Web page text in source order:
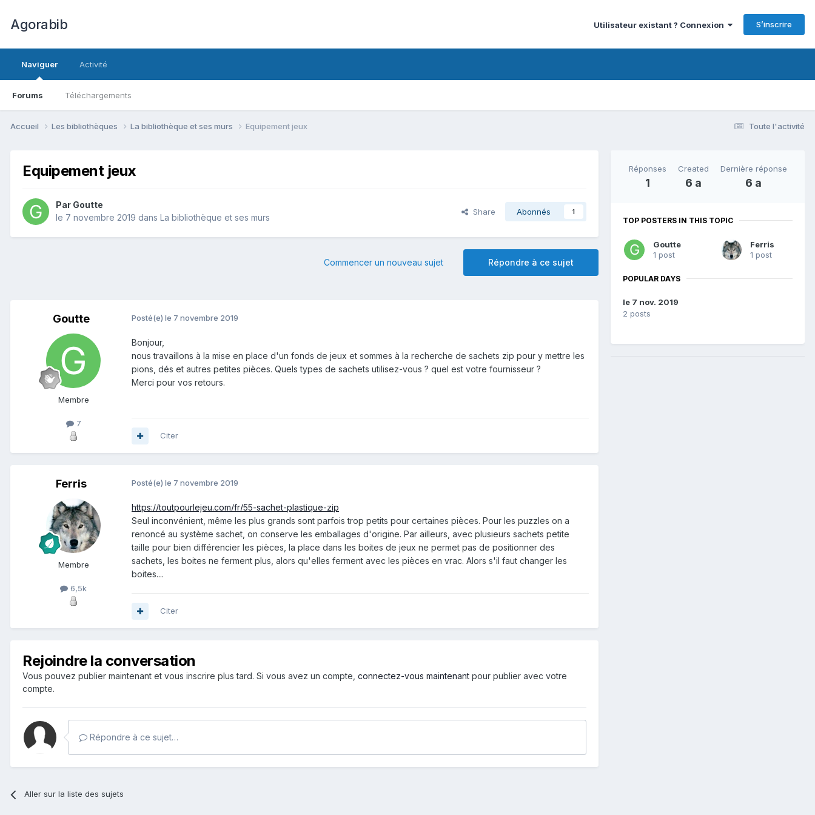
Agorabib Utilisateur existant ? Connexion S’inscrire
Naviguer
Forums Téléchargements
Activité
Toute l'activité
Accueil Les bibliothèques La bibliothèque et ses murs Equipement jeux
Equipement jeux
Par Goutte
le 7 novembre 2019 dans La bibliothèque et ses murs
Share Abonnés 1
Répondre à ce sujet
Commencer un nouveau sujet
Goutte
Membre
7
Posté(e) le 7 novembre 2019
Bonjour,
nous travaillons à la mise en place d'un fonds de jeux et sommes à la recherche de sachets zip pour y mettre les
pions, dés et autres petites pièces. Quels types de sachets utilisez-vous ? quel est votre fournisseur ?
Merci pour vos retours.
Citer
Ferris
Membre
6,5k
Posté(e) le 7 novembre 2019
https://toutpourlejeu.com/fr/55-sachet-plastique-zip
Seul inconvénient, même les plus grands sont parfois trop petits pour certaines pièces. Pour les puzzles on a
renoncé au système sachet, on conserve les emballages d'origine. Par ailleurs, avec plusieurs sachets petite
taille pour bien différencier les pièces, la place dans les boites de jeux ne permet pas de positionner des
sachets, les boites ne ferment plus, alors qu'elles ferment avec les pièces en vrac. Alors s'il faut changer les
boites....
Citer
Rejoindre la conversation
Vous pouvez publier maintenant et vous inscrire plus tard. Si vous avez un compte, connectez-vous maintenant pour publier avec votre
compte.
Répondre à ce sujet…
Aller sur la liste des sujets
Réponses
1
Created
6 a
Dernière réponse
6 a
TOP POSTERS IN THIS TOPIC
Goutte
1 post
Ferris
1 post
POPULAR DAYS
le 7 nov. 2019
2 posts